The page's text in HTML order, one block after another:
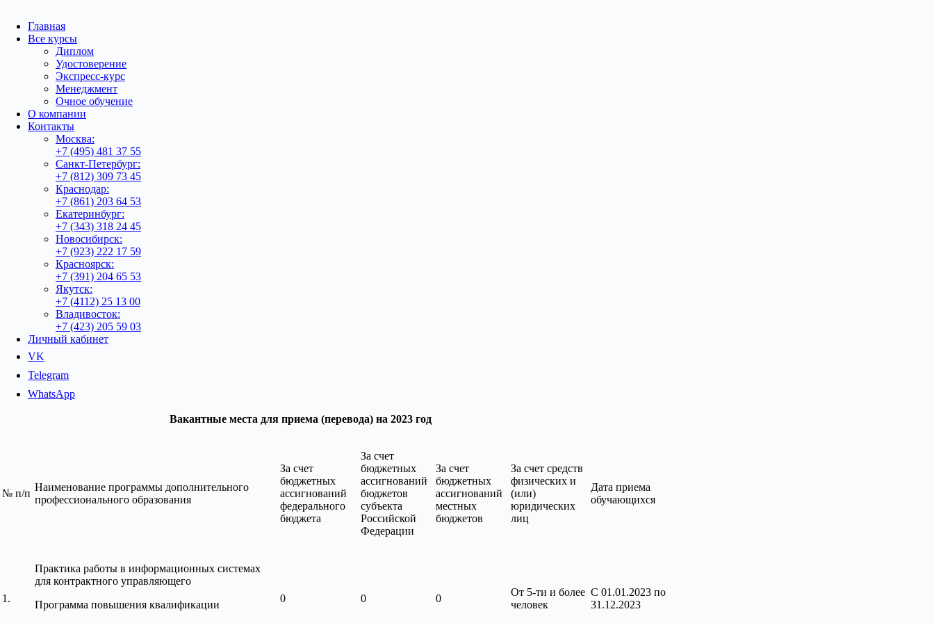
Главная
Все курсы
Диплом
Удостоверение
Экспресс-курс
Менеджмент
Очное обучение
О компании
Контакты
Москва:
+7 (495) 481 37 55
Санкт-Петербург:
+7 (812) 309 73 45
Краснодар:
+7 (861) 203 64 53
Екатеринбург:
+7 (343) 318 24 45
Новосибирск:
+7 (923) 222 17 59
Красноярск:
+7 (391) 204 65 53
Якутск:
+7 (4112) 25 13 00
Владивосток:
+7 (423) 205 59 03
Личный кабинет
VK
Telegram
WhatsApp
Вакантные места для приема (перевода) на 2023 год
№ п/п
Наименование программы дополнительного
профессионального образования
За счет
бюджетных
ассигнований
федерального
бюджета
За счет
бюджетных
ассигнований
бюджетов
субъекта
Российской
Федерации
За счет
бюджетных
ассигнований
местных
бюджетов
За счет средств
физических и
(или)
юридических
лиц
Дата приема
обучающихся
1.
Практика работы в информационных системах
для контрактного управляющего
Программа повышения квалификации
0 0 0
От 5-ти и более
человек
С 01.01.2023 по
31.12.2023